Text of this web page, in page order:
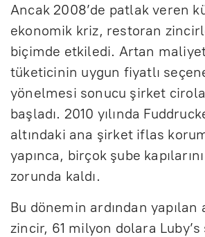
Ancak 2008’de patlak veren
ekonomik kriz, restoran
biçimde etkiledi. Artan
tüketicinin uygun fiyatlı
yönelmesi sonucu şirket
başladı. 2010 yılında
altındaki ana şirket iflas
yapınca, birçok şube
zorunda kaldı.
Bu dönemin ardından yapılan
zincir, 61 milyon dolara